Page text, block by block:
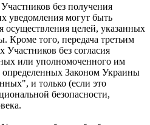
без получения
уведомления могут быть
осуществления целей, указанных
Кроме того, передача третьим
без согласия
или уполномоченного им
определенных Законом Украины
и только (если это
безопасности,